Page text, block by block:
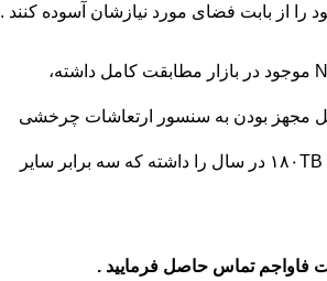
را از بابت فضای مورد نیازشان آسوده کنند .
و فروش هارد سیگیت با آخرین دستگاه‌های DVR و NVR موجود در بازار مطابقت کامل داشته،
مجهز بودن به سنسور ارتعاشات چرخشی
(RV) در سیستم های چند درایوی مورد استفاده قرار گرفته و تحمل بار کاری ۱۸۰TB در سال را داشته که سه برابر سایر
فاواجم تماس حاصل فرمایید .